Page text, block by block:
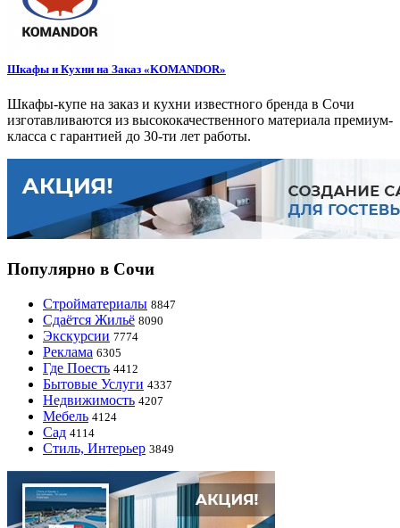
Шкафы и Кухни на Заказ «KOMANDOR»
Шкафы-купе на заказ и кухни известного бренда в Сочи
изготавливаются из высококачественного материала премиум-
класса с гарантией до 30-ти лет работы.
Популярно в Сочи
Стройматериалы 8847
Сдаётся Жильё 8090
Экскурсии 7774
Реклама 6305
Где Поесть 4412
Бытовые Услуги 4337
Недвижимость 4207
Мебель 4124
Сад 4114
Стиль, Интерьер 3849